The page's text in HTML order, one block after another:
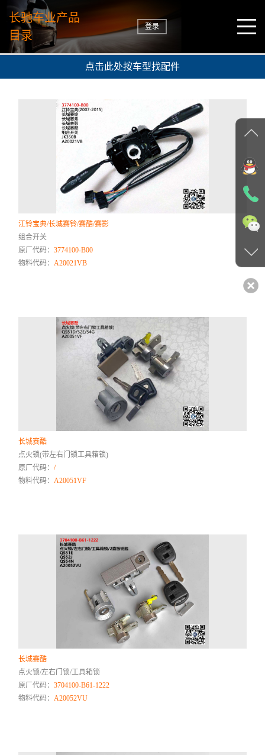
长驰车业产品
目录
登录
点击此处按车型找配件
江铃宝典/长城赛铃/赛酷/赛影
组合开关
原厂代码：3774100-B00
物料代码：A20021VB
长城赛酷
点火锁(带左右门锁工具箱锁)
原厂代码：/
物料代码：A20051VF
长城赛酷
点火锁/左右门锁/工具箱锁
原厂代码：3704100-B61-1222
物料代码： A20052VU